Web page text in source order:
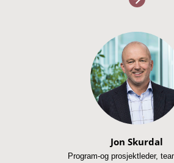
Jon Skurdal
Program-og prosjektleder,